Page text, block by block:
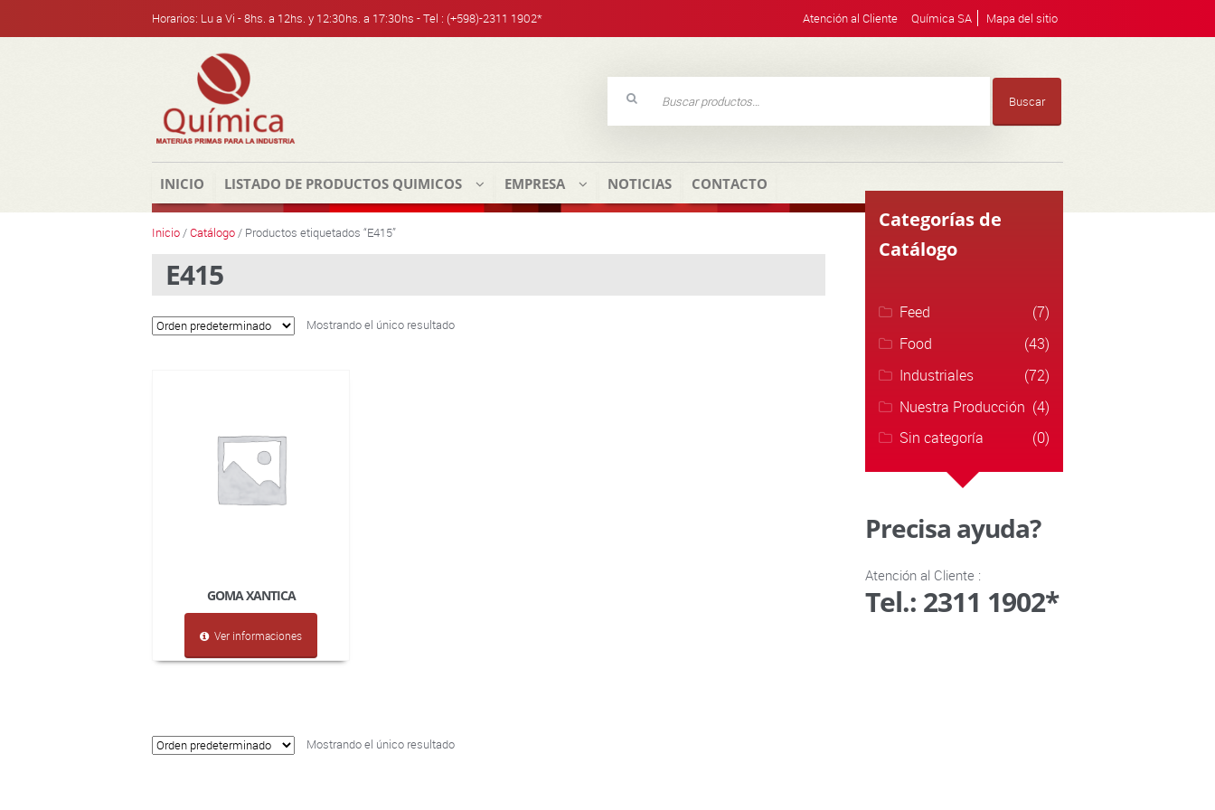
Horarios: Lu a Vi - 8hs. a 12hs. y 12:30hs. a 17:30hs - Tel : (+598)-2311 1902* Atención al Cliente Química SA Mapa del sitio
navigation
Buscar
INICIO LISTADO DE PRODUCTOS QUIMICOS EMPRESA NOTICIAS CONTACTO
Inicio/Catálogo/ Productos etiquetados “E415”
E415
Mostrando el único resultado
GOMA XANTICA
Ver informaciones
Mostrando el único resultado
Categorías de
Catálogo
Feed
(7)
Food
(43)
Industriales
(72)
Nuestra Producción (4)
Sin categoría
(0)
Precisa ayuda?
Atención al Cliente :
Tel.: 2311 1902*